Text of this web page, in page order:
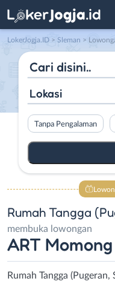
LokerJogja.ID > Sleman >
Lokasi
Tanpa Pengalaman
Rumah Tangga
membuka lowongan
ART Momong
Rumah Tangga